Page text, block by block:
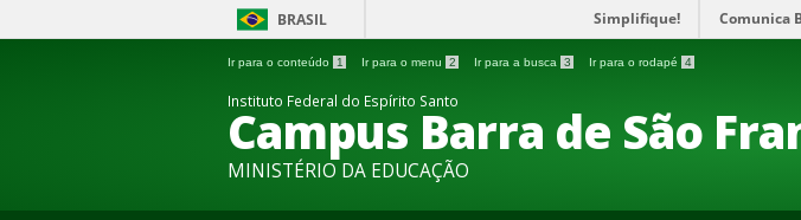
BRASIL Simplifique! Comunica
Ir para o conteúdo 1 Ir para o menu 2 Ir para a busca 3 Ir para o rodapé 4
Instituto Federal do Espírito Santo
Campus Barra de São
MINISTÉRIO DA EDUCAÇÃO